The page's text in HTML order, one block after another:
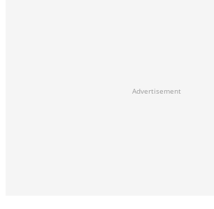
Advertisement